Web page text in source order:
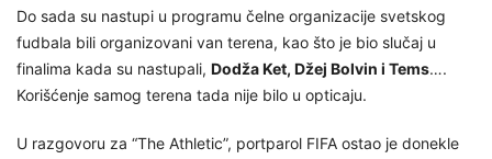
Do sada su nastupi u programu čelne organizacije svetskog
fudbala bili organizovani van terena, kao što je bio slučaj u
finalima kada su nastupali, Dodža Ket, Džej Bolvin i Tems….
Korišćenje samog terena tada nije bilo u opticaju.
U razgovoru za “The Athletic”, portparol FIFA ostao je donekle